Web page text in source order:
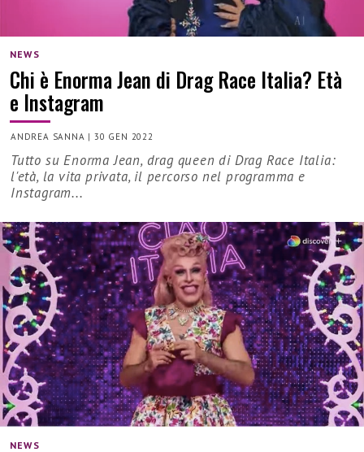
NEWS
Chi è Enorma Jean di Drag Race Italia? Età
e Instagram
ANDREA SANNA |30 GEN 2022
Tutto su Enorma Jean, drag queen di Drag Race Italia:
l'età, la vita privata, il percorso nel programma e
Instagram...
NEWS